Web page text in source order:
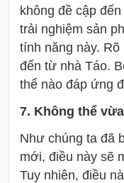
không đề cập
trải nghiệm sản
tính năng này.
đến từ nhà Táo.
thể nào đáp ứng
7. Không thể
Như chúng ta đã
mới, điều này sẽ
Tuy nhiên, điều